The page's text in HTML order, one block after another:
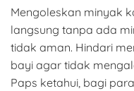
Mengoleskan minyak
langsung tanpa ada
tidak aman. Hindari
bayi agar tidak
Paps ketahui, bagi